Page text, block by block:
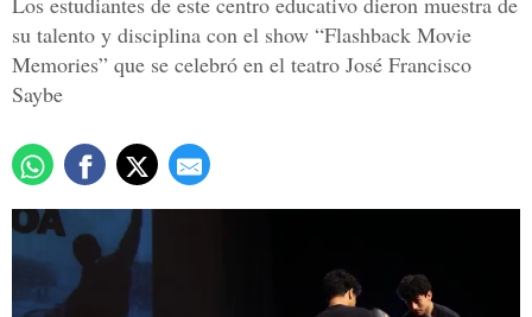
su talento y disciplina con el show “Flashback Movie
Memories” que se celebró en el teatro José Francisco
Saybe